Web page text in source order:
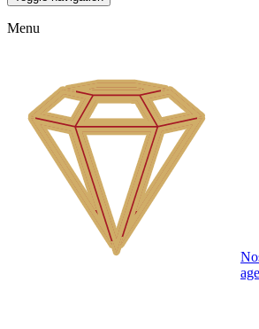
Menu